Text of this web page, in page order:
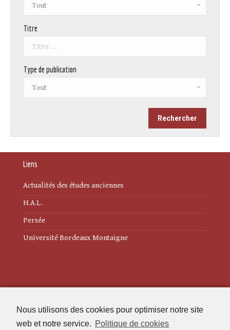
Nous utilisons des cookies pour optimiser notre site
web et notre service. Politique de cookies
Titre
Type de publication
Liens
Actualités des études anciennes
H.A.L.
Persée
Université Bordeaux Montaigne
Politique de cookies (UE)